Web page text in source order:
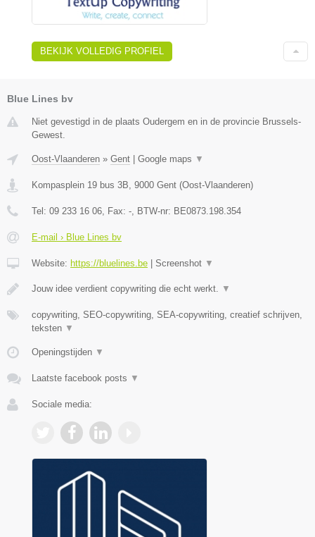
BEKIJK VOLLEDIG PROFIEL
Blue Lines bv
Niet gevestigd in de plaats Oudergem en in de provincie Brussels-
Gewest.
Oost-Vlaanderen » Gent Google maps ▼
Kompasplein 19 bus 3B 9000 Gent (Oost-Vlaanderen)
Tel: 09 233 16 06 , Fax: - , BTW-nr: BE0873.198.354
E-mail › Blue Lines bv
Website: https://bluelines.be Screenshot ▼
Jouw idee verdient copywriting die echt werkt. ▼
copywriting, SEO-copywriting, SEA-copywriting, creatief schrijven,
teksten ▼
Openingstijden ▼
Laatste facebook posts ▼
Sociale media: